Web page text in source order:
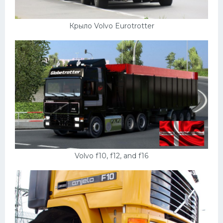
Крыло Volvo Eurotrotter
Volvo f10, f12, and f16